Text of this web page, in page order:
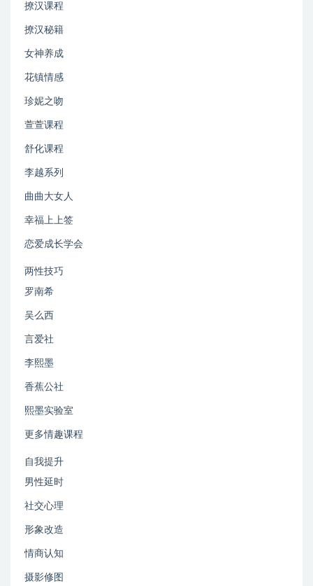
撩汉课程
撩汉秘籍
女神养成
花镇情感
珍妮之吻
萱萱课程
舒化课程
李越系列
曲曲大女人
幸福上上签
恋爱成长学会
两性技巧
罗南希
吴么西
言爱社
李熙墨
香蕉公社
熙墨实验室
更多情趣课程
自我提升
男性延时
社交心理
形象改造
情商认知
摄影修图